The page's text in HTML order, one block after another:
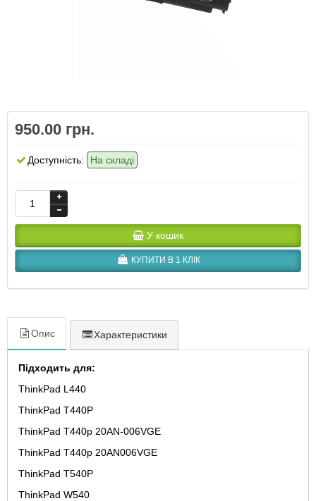
950.00 грн.
Доступність: На складі
У кошик
КУПИТИ В 1 КЛІК
Опис Характеристики
Підходить для:
ThinkPad L440
ThinkPad T440P
ThinkPad T440p 20AN-006VGE
ThinkPad T440p 20AN006VGE
ThinkPad T540P
ThinkPad W540